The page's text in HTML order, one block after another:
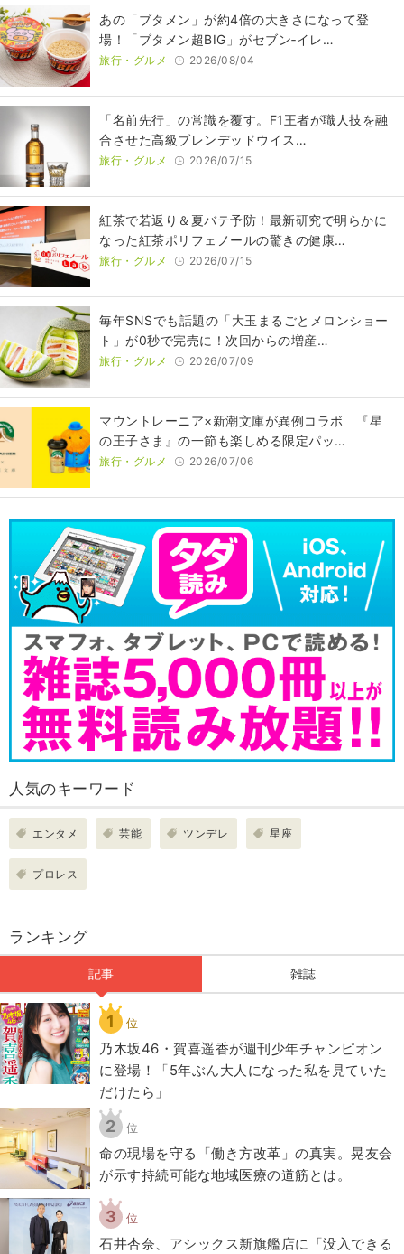
あの「ブタメン」が約4倍の大きさになって登
場！「ブタメン超BIG」がセブン‐イレ…
旅行・グルメ 2026/08/04
​​「名前先行」の常識を覆す。F1王者が職人技を融
合させた高級ブレンデッドウイス…
旅行・グルメ 2026/07/15
紅茶で若返り＆夏バテ予防！最新研究で明らかに
なった紅茶ポリフェノールの驚きの健康…
旅行・グルメ 2026/07/15
毎年SNSでも話題の「大玉まるごとメロンショー
ト」が0秒で完売に！次回からの増産…
旅行・グルメ 2026/07/09
マウントレーニア×新潮文庫が異例コラボ 『星
の王子さま』の一節も楽しめる限定パッ…
旅行・グルメ 2026/07/06
人気のキーワード
エンタメ 芸能 ツンデレ 星座
プロレス
ランキング
記事 雑誌
1 位
乃木坂46・賀喜遥香が週刊少年チャンピオン
に登場！「5年ぶん大人になった私を見ていた
だけたら」
2 位
​命の現場を守る「働き方改革」の真実。晃友会
が示す持続可能な地域医療の道筋とは。
3 位
石井杏奈、アシックス新旗艦店に「没入できる